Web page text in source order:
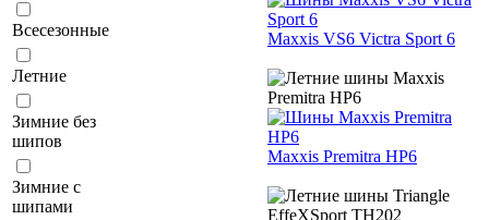
Всесезонные
Летние
Зимние без
шипов
Зимние с
шипами
Maxxis VS6 Victra Sport 6
Maxxis Premitra HP6